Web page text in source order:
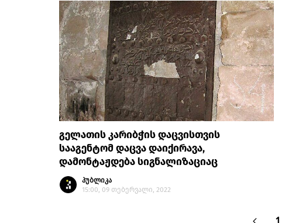
გელათის კარიბჭის დაცვისთვის
სააგენტომ დაცვა დაიქირავა,
დამონტაჟდება სიგნალიზაციაც
პუბლიკა
15:00, 09 თებერვალი, 2022
1